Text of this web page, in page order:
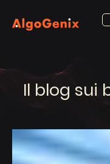
Il blog sui